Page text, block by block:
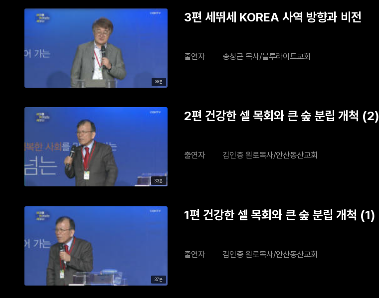
38분
3편 세뛰세 KOREA 사역 방향과 비전
출연자 송창근 목사/블루라이트교회
33분
2편 건강한 셀 목회와 큰 숲 분립 개척 (2)
출연자 김인중 원로목사/안산동산교회
37분
1편 건강한 셀 목회와 큰 숲 분립 개척 (1)
출연자 김인중 원로목사/안산동산교회